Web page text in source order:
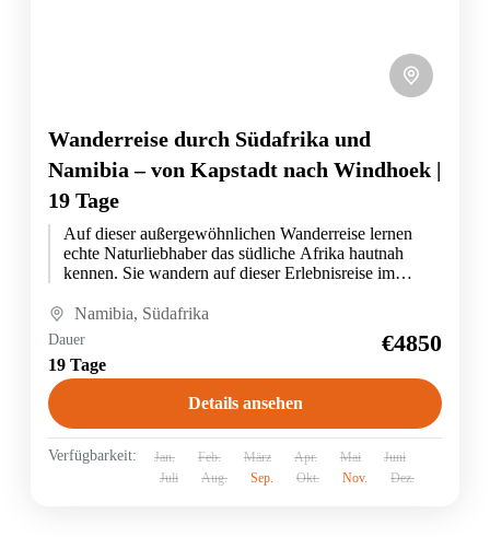
Wanderreise durch Südafrika und
Namibia – von Kapstadt nach Windhoek |
19 Tage
Auf dieser außergewöhnlichen Wanderreise lernen
echte Naturliebhaber das südliche Afrika hautnah
kennen. Sie wandern auf dieser Erlebnisreise im
steigen...
Namibia, Südafrika
Dauer
19 Tage
€4850
Details ansehen
Verfügbarkeit: Jan. Feb. März Apr. Mai
Juni
Juli
Aug. Sep. Okt. Nov. Dez.